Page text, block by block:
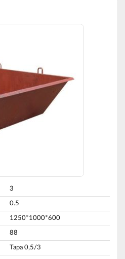
3
0.5
1250*1000*600
88
Тара 0,5/3